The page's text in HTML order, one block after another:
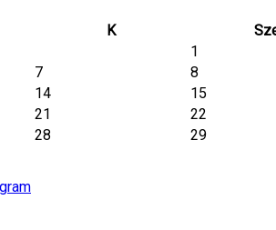
K
1
7
8
14
15
21
22
28 29